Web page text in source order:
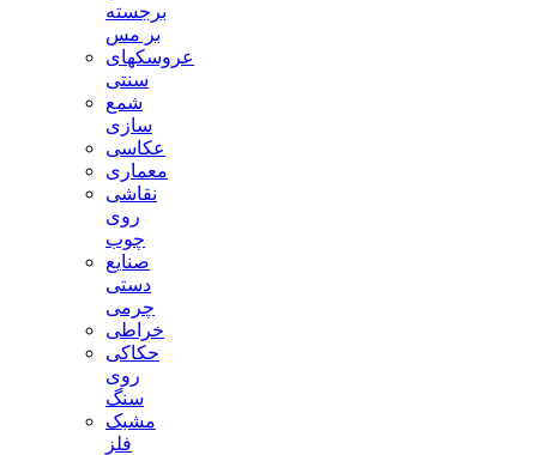
برجسته
بر مس
عروسکهای
سنتی
شمع
سازی
عکاسی
معماری
نقاشی
روی
چوب
صنایع
دستی
چرمی
خراطی
حکاکی
روی
سنگ
مشبک
فلز